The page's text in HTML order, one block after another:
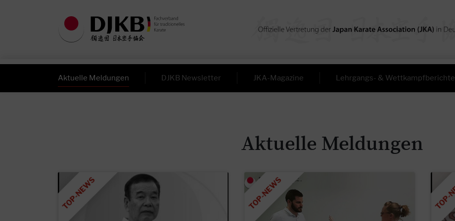
Aktuelle Meldungen DJKB Newsletter JKA-Magazine Lehrgangs- & Wettkampfberichte
Aktuelle Meldungen